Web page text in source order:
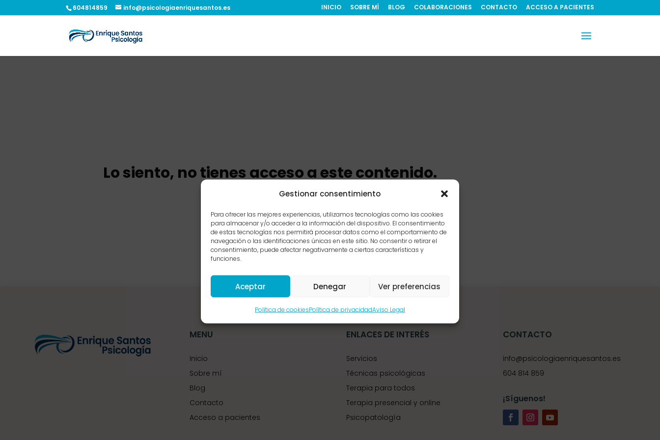
Gestionar consentimiento
Para ofrecer las mejores experiencias, utilizamos tecnologías como las cookies
para almacenar y/o acceder a la información del dispositivo. El consentimiento
de estas tecnologías nos permitirá procesar datos como el comportamiento de
navegación o las identificaciones únicas en este sitio. No consentir o retirar el
consentimiento, puede afectar negativamente a ciertas características y
funciones.
Aceptar Denegar Ver preferencias
Política de cookiesPolítica de privacidadAviso Legal
604814859 info@psicologiaenriquesantos.es INICIO SOBRE MÍ BLOG COLABORACIONES CONTACTO ACCESO A PACIENTES
Lo siento, no tienes acceso a este contenido.
MENU
Inicio
Sobre mí
Blog
Contacto
Acceso a pacientes
ENLACES DE INTERÉS
Servicios
Técnicas psicológicas
Terapia para todos
Terapia presencial y online
Psicopatología
CONTACTO
info@psicologiaenriquesantos.es
604 814 859
¡Síguenos!